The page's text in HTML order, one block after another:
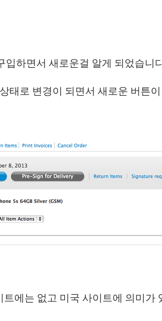
입하면서 새로운걸 알게 되었습니
로 변경이 되면서 새로운 버튼
에는 없고 미국 사이트에 의미가